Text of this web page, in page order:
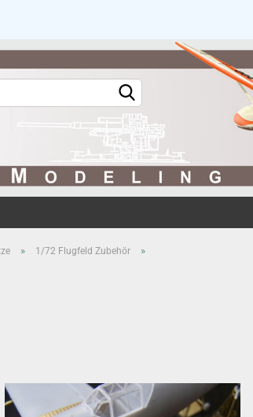
Sprache auswählen
Währung auswählen
» 1/72 Flugfeld Zubehör »